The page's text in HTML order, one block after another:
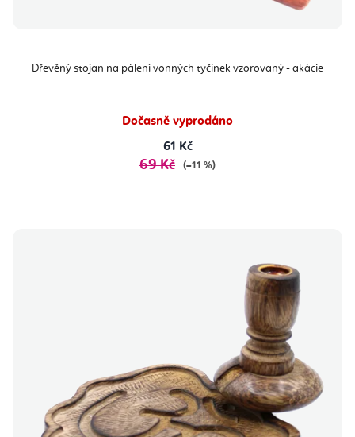
Dřevěný stojan na pálení vonných tyčinek vzorovaný - akácie
Dočasně vyprodáno
61 Kč
69 Kč (–11 %)